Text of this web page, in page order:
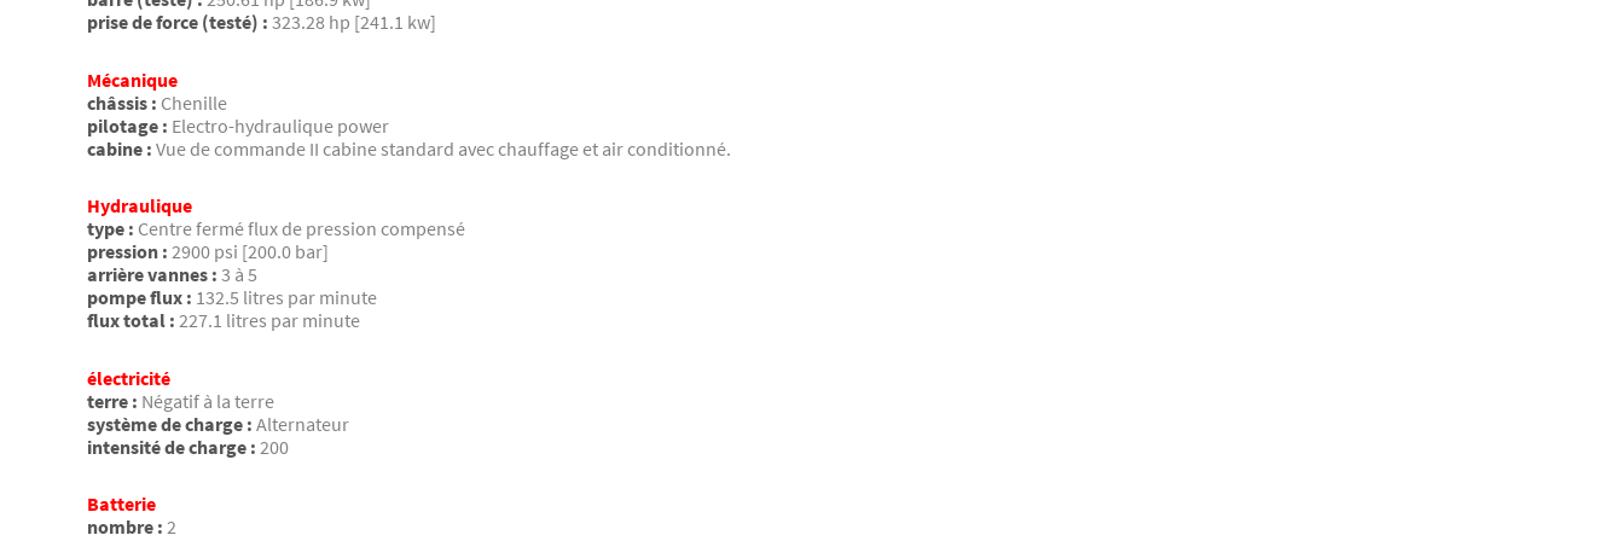
prise de force (testé) : 323.28 hp [241.1 kw]
Mécanique
châssis : Chenille
pilotage : Electro-hydraulique power
cabine : Vue de commande II cabine standard avec chauffage et air conditionné.
Hydraulique
type : Centre fermé flux de pression compensé
pression : 2900 psi [200.0 bar]
arrière vannes : 3 à 5
pompe flux : 132.5 litres par minute
flux total : 227.1 litres par minute
électricité
terre : Négatif à la terre
système de charge : Alternateur
intensité de charge : 200
Batterie
nombre : 2